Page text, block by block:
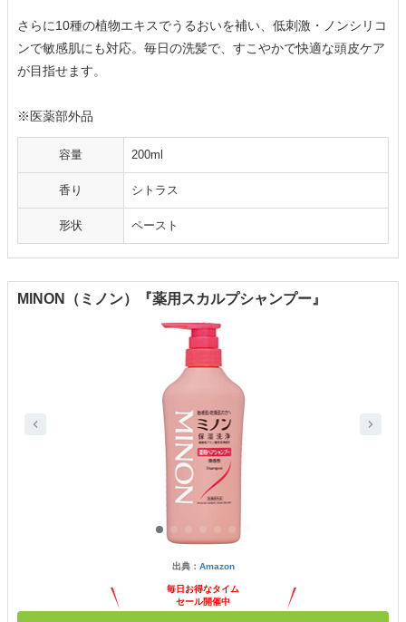
さらに10種の植物エキスでうるおいを補い、低刺激・ノンシリコ
ンで敏感肌にも対応。毎日の洗髪で、すこやかで快適な頭皮ケア
が目指せます。
※医薬部外品
容量 200ml
香り シトラス
形状 ペースト
MINON（ミノン）『薬用スカルプシャンプー』
出典： Amazon
毎日お得なタイム
セール開催中